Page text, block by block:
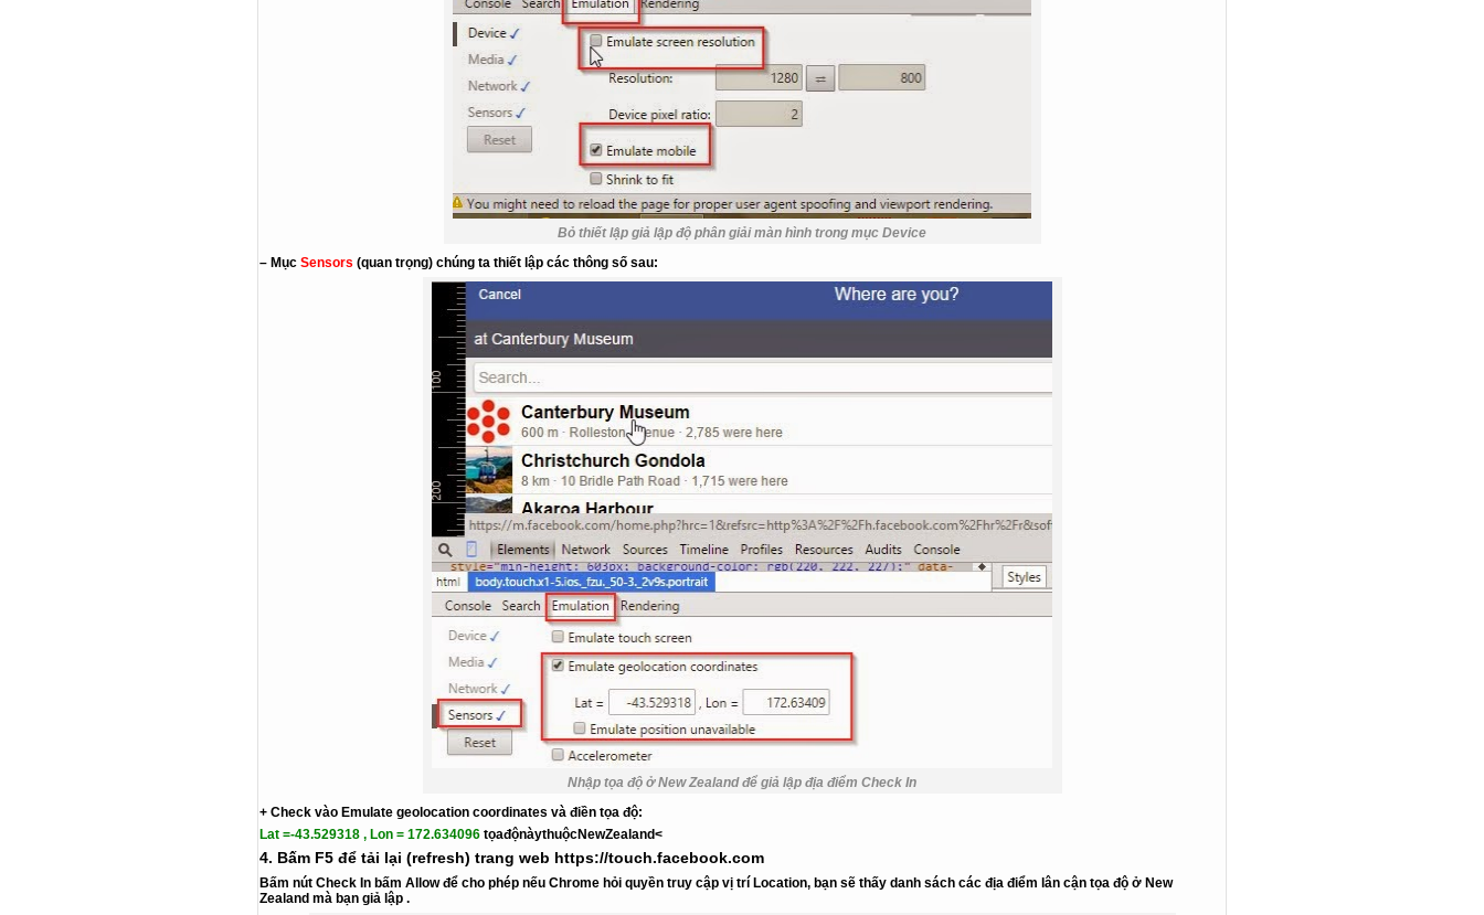
Bỏ thiết lập giả lập độ phân giải màn hình trong mục Device
– Mục Sensors (quan trọng) chúng ta thiết lập các thông số sau:
Nhập tọa độ ở New Zealand để giả lập địa điểm Check In
+ Check vào Emulate geolocation coordinates và điền tọa độ:
Lat =-43.529318 , Lon = 172.634096 tọađộnàythuộcNewZealand<
4. Bấm F5 để tải lại (refresh) trang web https://touch.facebook.com
Bấm nút Check In bấm Allowđể cho phép nếu Chrome hỏi quyền truy cập vị trí Location, bạn sẽ thấy danh sách các địa điểm lân cận tọa độ ở New
Zealand mà bạn giả lập .